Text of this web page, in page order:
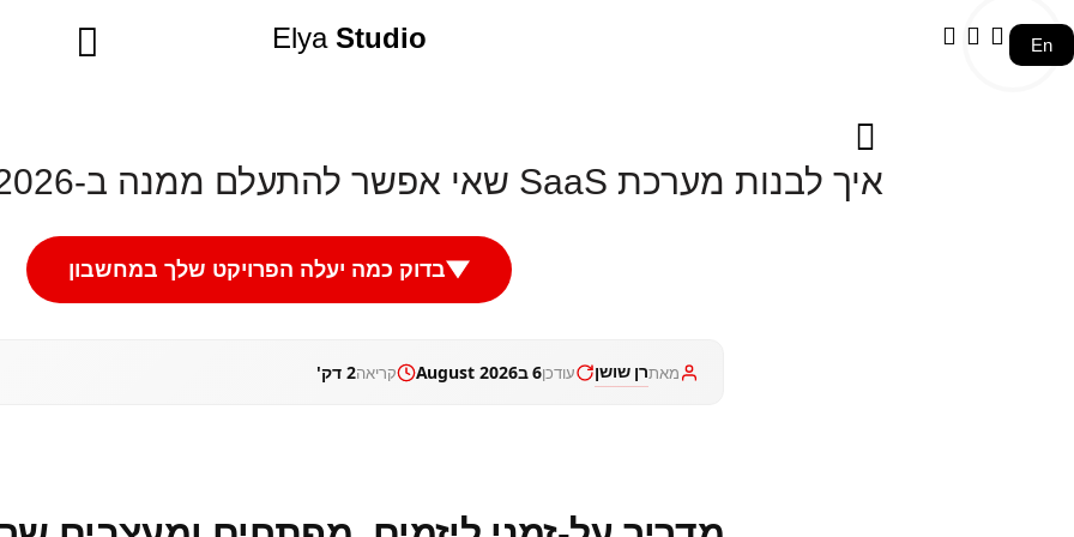
En
ElyaStudio
איך לבנות מערכת SaaS שאי אפשר להתעלם ממנה ב-2026
בדוק כמה יעלה הפרויקט שלך במחשבון
מאתרן שושן עודכן6 בAugust 2026 קריאה2 דק'